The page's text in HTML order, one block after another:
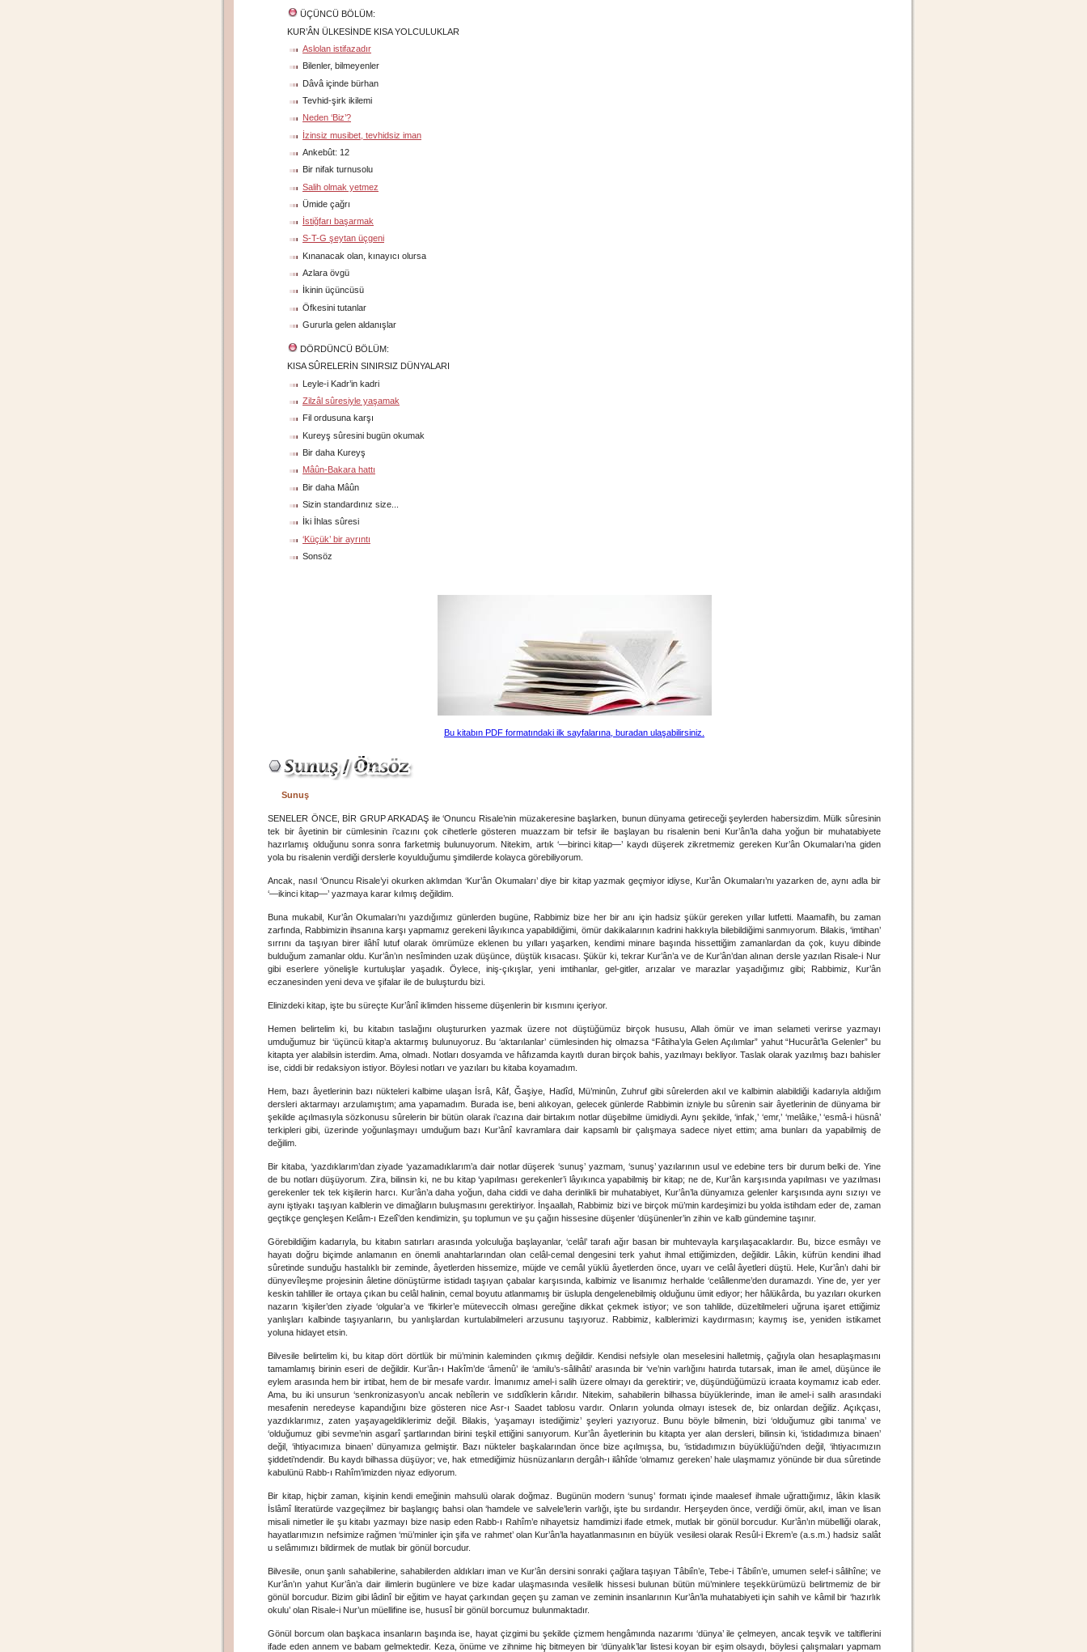
ÜÇÜNCÜ BÖLÜM:
KUR’ÂN ÜLKESİNDE KISA YOLCULUKLAR
Aslolan istifazadır
Bilenler, bilmeyenler
Dâvâ içinde bürhan
Tevhid-şirk ikilemi
Neden ‘Biz’?
İzinsiz musibet, tevhidsiz iman
Ankebût: 12
Bir nifak turnusolu
Salih olmak yetmez
Ümide çağrı
İstiğfarı başarmak
S-T-G şeytan üçgeni
Kınanacak olan, kınayıcı olursa
Azlara övgü
İkinin üçüncüsü
Öfkesini tutanlar
Gururla gelen aldanışlar
DÖRDÜNCÜ BÖLÜM:
KISA SÛRELERİN SINIRSIZ DÜNYALARI
Leyle-i Kadr’in kadri
Zilzâl sûresiyle yaşamak
Fil ordusuna karşı
Kureyş sûresini bugün okumak
Bir daha Kureyş
Mâûn-Bakara hattı
Bir daha Mâûn
Sizin standardınız size...
İki İhlas sûresi
‘Küçük’ bir ayrıntı
Sonsöz
Bu kitabın PDF formatındaki ilk sayfalarına, buradan ulaşabilirsiniz.
Sunuş
SENELER ÖNCE, BİR GRUP ARKADAŞ ile ‘Onuncu Risale’nin müzakeresine başlarken, bunun dünyama getireceği şeylerden habersizdim. Mülk sûresinin
tek bir âyetinin bir cümlesinin i’cazını çok cihetlerle gösteren muazzam bir tefsir ile başlayan bu risalenin beni Kur’ân’la daha yoğun bir muhatabiyete
hazırlamış olduğunu sonra sonra farketmiş bulunuyorum. Nitekim, artık ‘—birinci kitap—’ kaydı düşerek zikretmemiz gereken Kur’ân Okumaları’na giden
yola bu risalenin verdiği derslerle koyulduğumu şimdilerde kolayca görebiliyorum.
Ancak, nasıl ‘Onuncu Risale’yi okurken aklımdan ‘Kur’ân Okumaları’ diye bir kitap yazmak geçmiyor idiyse, Kur’ân Okumaları’nı yazarken de, aynı adla bir
‘—ikinci kitap—’ yazmaya karar kılmış değildim.
Buna mukabil, Kur’ân Okumaları’nı yazdığımız günlerden bugüne, Rabbimiz bize her bir anı için hadsiz şükür gereken yıllar lutfetti. Maamafih, bu zaman
zarfında, Rabbimizin ihsanına karşı yapmamız gerekeni lâyıkınca yapabildiğimi, ömür dakikalarının kadrini hakkıyla bilebildiğimi sanmıyorum. Bilakis, ‘imtihan’
sırrını da taşıyan birer ilâhî lutuf olarak ömrümüze eklenen bu yılları yaşarken, kendimi minare başında hissettiğim zamanlardan da çok, kuyu dibinde
bulduğum zamanlar oldu. Kur’ân’ın nesîminden uzak düşünce, düştük kısacası. Şükür ki, tekrar Kur’ân’a ve de Kur’ân’dan alınan dersle yazılan Risale-i Nur
gibi eserlere yönelişle kurtuluşlar yaşadık. Öylece, iniş-çıkışlar, yeni imtihanlar, gel-gitler, arızalar ve marazlar yaşadığımız gibi; Rabbimiz, Kur’ân
eczanesinden yeni deva ve şifalar ile de buluşturdu bizi.
Elinizdeki kitap, işte bu süreçte Kur’ânî iklimden hisseme düşenlerin bir kısmını içeriyor.
Hemen belirtelim ki, bu kitabın taslağını oluştururken yazmak üzere not düştüğümüz birçok hususu, Allah ömür ve iman selameti verirse yazmayı
umduğumuz bir ‘üçüncü kitap’a aktarmış bulunuyoruz. Bu ‘aktarılanlar’ cümlesinden hiç olmazsa “Fâtiha’yla Gelen Açılımlar” yahut “Hucurât’la Gelenler” bu
kitapta yer alabilsin isterdim. Ama, olmadı. Notları dosyamda ve hâfızamda kayıtlı duran birçok bahis, yazılmayı bekliyor. Taslak olarak yazılmış bazı bahisler
ise, ciddi bir redaksiyon istiyor. Böylesi notları ve yazıları bu kitaba koyamadım.
Hem, bazı âyetlerinin bazı nükteleri kalbime ulaşan İsrâ, Kâf, Ğaşiye, Hadîd, Mü’minûn, Zuhruf gibi sûrelerden akıl ve kalbimin alabildiği kadarıyla aldığım
dersleri aktarmayı arzulamıştım; ama yapamadım. Burada ise, beni alıkoyan, gelecek günlerde Rabbimin izniyle bu sûrenin sair âyetlerinin de dünyama bir
şekilde açılmasıyla sözkonusu sûrelerin bir bütün olarak i’cazına dair birtakım notlar düşebilme ümidiydi. Aynı şekilde, ‘infak,’ ‘emr,’ ‘melâike,’ ‘esmâ-i hüsnâ’
terkipleri gibi, üzerinde yoğunlaşmayı umduğum bazı Kur’ânî kavramlara dair kapsamlı bir çalışmaya sadece niyet ettim; ama bunları da yapabilmiş de
değilim.
Bir kitaba, ‘yazdıklarım’dan ziyade ‘yazamadıklarım’a dair notlar düşerek ‘sunuş’ yazmam, ‘sunuş’ yazılarının usul ve edebine ters bir durum belki de. Yine
de bu notları düşüyorum. Zira, bilinsin ki, ne bu kitap ‘yapılması gerekenler’i lâyıkınca yapabilmiş bir kitap; ne de, Kur’ân karşısında yapılması ve yazılması
gerekenler tek tek kişilerin harcı. Kur’ân’a daha yoğun, daha ciddi ve daha derinlikli bir muhatabiyet, Kur’ân’la dünyamıza gelenler karşısında aynı sızıyı ve
aynı iştiyakı taşıyan kalblerin ve dimağların buluşmasını gerektiriyor. İnşaallah, Rabbimiz bizi ve birçok mü’min kardeşimizi bu yolda istihdam eder de, zaman
geçtikçe gençleşen Kelâm-ı Ezelî’den kendimizin, şu toplumun ve şu çağın hissesine düşenler ‘düşünenler’in zihin ve kalb gündemine taşınır.
Görebildiğim kadarıyla, bu kitabın satırları arasında yolculuğa başlayanlar, ‘celâl’ tarafı ağır basan bir muhtevayla karşılaşacaklardır. Bu, bizce esmâyı ve
hayatı doğru biçimde anlamanın en önemli anahtarlarından olan celâl-cemal dengesini terk yahut ihmal ettiğimizden, değildir. Lâkin, küfrün kendini ilhad
sûretinde sunduğu hastalıklı bir zeminde, âyetlerden hissemize, müjde ve cemâl yüklü âyetlerden önce, uyarı ve celâl âyetleri düştü. Hele, Kur’ân’ı dahi bir
dünyevîleşme projesinin âletine dönüştürme istidadı taşıyan çabalar karşısında, kalbimiz ve lisanımız herhalde ‘celâllenme’den duramazdı. Yine de, yer yer
keskin tahliller ile ortaya çıkan bu celâl halinin, cemal boyutu atlanmamış bir üslupla dengelenebilmiş olduğunu ümit ediyor; her hâlükârda, bu yazıları okurken
nazarın ‘kişiler’den ziyade ‘olgular’a ve ‘fikirler’e müteveccih olması gereğine dikkat çekmek istiyor; ve son tahlilde, düzeltilmeleri uğruna işaret ettiğimiz
yanlışları kalbinde taşıyanların, bu yanlışlardan kurtulabilmeleri arzusunu taşıyoruz. Rabbimiz, kalblerimizi kaydırmasın; kaymış ise, yeniden istikamet
yoluna hidayet etsin.
Bilvesile belirtelim ki, bu kitap dört dörtlük bir mü’minin kaleminden çıkmış değildir. Kendisi nefsiyle olan meselesini halletmiş, çağıyla olan hesaplaşmasını
tamamlamış birinin eseri de değildir. Kur’ân-ı Hakîm’de ‘âmenû’ ile ‘amilu’s-sâlihâti’ arasında bir ‘ve’nin varlığını hatırda tutarsak, iman ile amel, düşünce ile
eylem arasında hem bir irtibat, hem de bir mesafe vardır. İmanımız amel-i salih üzere olmayı da gerektirir; ve, düşündüğümüzü icraata koymamız icab eder.
Ama, bu iki unsurun ‘senkronizasyon’u ancak nebîlerin ve sıddîklerin kârıdır. Nitekim, sahabilerin bilhassa büyüklerinde, iman ile amel-i salih arasındaki
mesafenin neredeyse kapandığını bize gösteren nice Asr-ı Saadet tablosu vardır. Onların yolunda olmayı istesek de, biz onlardan değiliz. Açıkçası,
yazdıklarımız, zaten yaşayageldiklerimiz değil. Bilakis, ‘yaşamayı istediğimiz’ şeyleri yazıyoruz. Bunu böyle bilmenin, bizi ‘olduğumuz gibi tanıma’ ve
‘olduğumuz gibi sevme’nin asgarî şartlarından birini teşkil ettiğini sanıyorum. Kur’ân âyetlerinin bu kitapta yer alan dersleri, bilinsin ki, ‘istidadımıza binaen’
değil, ‘ihtiyacımıza binaen’ dünyamıza gelmiştir. Bazı nükteler başkalarından önce bize açılmışsa, bu, ‘istidadımızın büyüklüğü’nden değil, ‘ihtiyacımızın
şiddeti’ndendir. Bu kaydı bilhassa düşüyor; ve, hak etmediğimiz hüsnüzanların dergâh-ı ilâhîde ‘olmamız gereken’ hale ulaşmamız yönünde bir dua sûretinde
kabulünü Rabb-ı Rahîm’imizden niyaz ediyorum.
Bir kitap, hiçbir zaman, kişinin kendi emeğinin mahsulü olarak doğmaz. Bugünün modern ‘sunuş’ formatı içinde maalesef ihmale uğrattığımız, lâkin klasik
İslâmî literatürde vazgeçilmez bir başlangıç bahsi olan ‘hamdele ve salvele’lerin varlığı, işte bu sırdandır. Herşeyden önce, verdiği ömür, akıl, iman ve lisan
misali nimetler ile şu kitabı yazmayı bize nasip eden Rabb-ı Rahîm’e nihayetsiz hamdimizi ifade etmek, mutlak bir gönül borcudur. Kur’ân’ın mübelliği olarak,
hayatlarımızın nefsimize rağmen ‘mü’minler için şifa ve rahmet’ olan Kur’ân’la hayatlanmasının en büyük vesilesi olarak Resûl-i Ekrem’e (a.s.m.) hadsiz salât
u selâmımızı bildirmek de mutlak bir gönül borcudur.
Bilvesile, onun şanlı sahabilerine, sahabilerden aldıkları iman ve Kur’ân dersini sonraki çağlara taşıyan Tâbiîn’e, Tebe-i Tâbiîn’e, umumen selef-i sâlihîne; ve
Kur’ân’ın yahut Kur’ân’a dair ilimlerin bugünlere ve bize kadar ulaşmasında vesilelik hissesi bulunan bütün mü’minlere teşekkürümüzü belirtmemiz de bir
gönül borcudur. Bizim gibi lâdinî bir eğitim ve hayat çarkından geçen şu zaman ve zeminin insanlarının Kur’ân’la muhatabiyeti için sahih ve kâmil bir ‘hazırlık
okulu’ olan Risale-i Nur’un müellifine ise, hususî bir gönül borcumuz bulunmaktadır.
Gönül borcum olan başkaca insanların başında ise, hayat çizgimi bu şekilde çizmem hengâmında nazarımı ‘dünya’ ile çelmeyen, ancak teşvik ve taltiflerini
ifade eden annem ve babam gelmektedir. Keza, önüme ve zihnime hiç bitmeyen bir ‘dünyalık’lar listesi koyan bir eşim olsaydı, böylesi çalışmaları yapmam